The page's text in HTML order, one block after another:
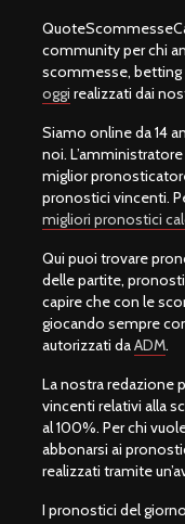
community per chi
scommesse, betting
oggi realizzati dai
Siamo online da 14
noi.
miglior
pronostici vincenti.
migliori pronostici
Qui puoi trovare
delle partite,
capire che con le
giocando sempre
autorizzati daADM.
La nostra redazione
vincenti relativi alla
al 100%. Per chi
abbonarsi ai
realizzati tramite
I pronostici del